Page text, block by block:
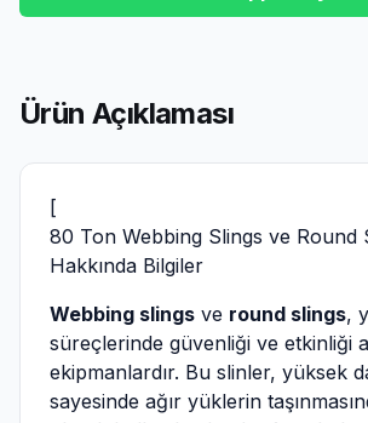
Ürün Açıklaması
[
80 Ton Webbing Slings ve Round
Hakkında Bilgiler
Webbing slings ve round slings,
süreçlerinde güvenliği ve etkinliği
ekipmanlardır. Bu slinler, yüksek
sayesinde ağır yüklerin